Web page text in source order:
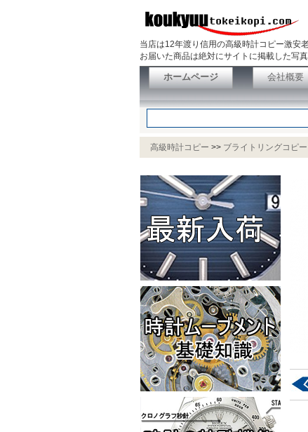
当店は12年渡り信用の高級時計コピー激安
お届いた商品は絶対にサイトに掲載した写
ホームページ 会社概要
高級時計コピー >> ブライトリングコピー